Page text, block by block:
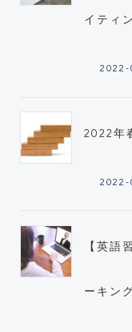
イティ
2022-
2022年
【英
ーキン